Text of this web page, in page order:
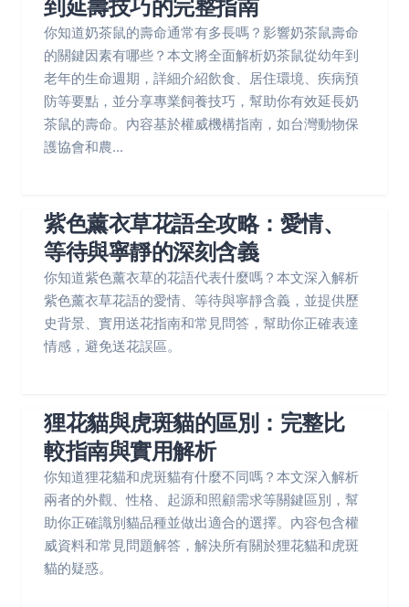
到延壽技巧的完整指南
你知道奶茶鼠的壽命通常有多長嗎？影響奶茶鼠壽命
的關鍵因素有哪些？本文將全面解析奶茶鼠從幼年到
老年的生命週期，詳細介紹飲食、居住環境、疾病預
防等要點，並分享專業飼養技巧，幫助你有效延長奶
茶鼠的壽命。內容基於權威機構指南，如台灣動物保
護協會和農...
紫色薰衣草花語全攻略：愛情、
等待與寧靜的深刻含義
你知道紫色薰衣草的花語代表什麼嗎？本文深入解析
紫色薰衣草花語的愛情、等待與寧靜含義，並提供歷
史背景、實用送花指南和常見問答，幫助你正確表達
情感，避免送花誤區。
狸花貓與虎斑貓的區別：完整比
較指南與實用解析
你知道狸花貓和虎斑貓有什麼不同嗎？本文深入解析
兩者的外觀、性格、起源和照顧需求等關鍵區別，幫
助你正確識別貓品種並做出適合的選擇。內容包含權
威資料和常見問題解答，解決所有關於狸花貓和虎斑
貓的疑惑。